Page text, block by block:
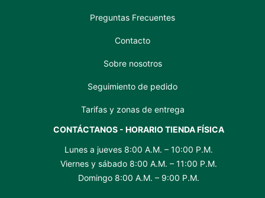
Preguntas Frecuentes
Contacto
Sobre nosotros
Seguimiento de pedido
Tarifas y zonas de entrega
CONTÁCTANOS - HORARIO TIENDA FÍSICA
Lunes a jueves 8:00 A.M. – 10:00 P.M.
Viernes y sábado 8:00 A.M. – 11:00 P.M.
Domingo 8:00 A.M. – 9:00 P.M.